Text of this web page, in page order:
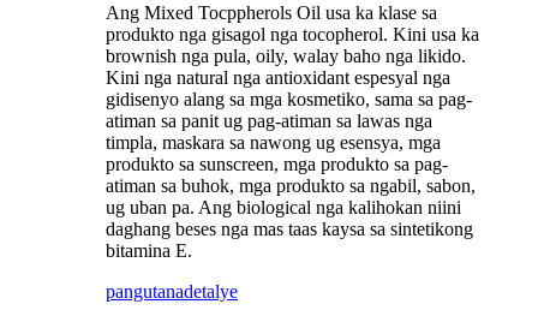
Ang Mixed Tocppherols Oil usa ka klase sa
produkto nga gisagol nga tocopherol. Kini usa ka
brownish nga pula, oily, walay baho nga likido.
Kini nga natural nga antioxidant espesyal nga
gidisenyo alang sa mga kosmetiko, sama sa pag-
atiman sa panit ug pag-atiman sa lawas nga
timpla, maskara sa nawong ug esensya, mga
produkto sa sunscreen, mga produkto sa pag-
atiman sa buhok, mga produkto sa ngabil, sabon,
ug uban pa. Ang biological nga kalihokan niini
daghang beses nga mas taas kaysa sa sintetikong
bitamina E.
pangutanadetalye